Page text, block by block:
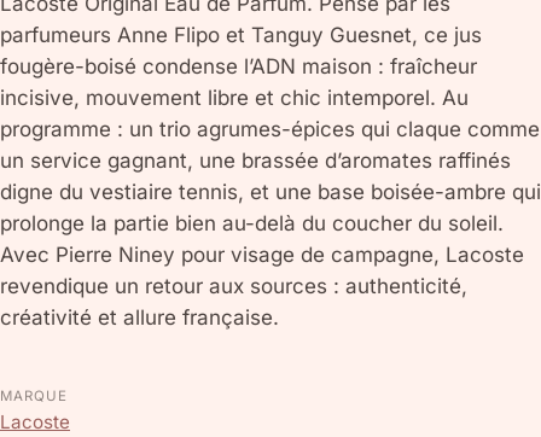
parfumeurs Anne Flipo et Tanguy Guesnet, ce jus
fougère-boisé condense l’ADN maison : fraîcheur
incisive, mouvement libre et chic intemporel. Au
programme : un trio agrumes-épices qui claque comme
un service gagnant, une brassée d’aromates raffinés
digne du vestiaire tennis, et une base boisée-ambre qui
prolonge la partie bien au-delà du coucher du soleil.
Avec Pierre Niney pour visage de campagne, Lacoste
revendique un retour aux sources : authenticité,
créativité et allure française.
MARQUE
Lacoste